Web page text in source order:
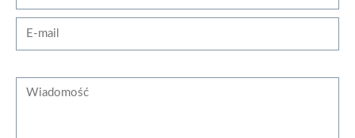
zobacz więcej
Laserowa kuracja 3 w 1